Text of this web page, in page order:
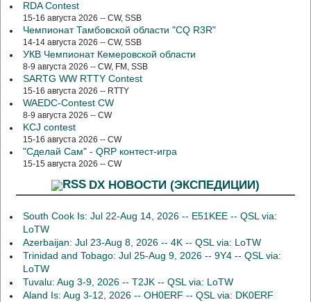
RDA Contest
15-16 августа 2026 -- CW, SSB
Чемпионат Тамбовской области "CQ R3R"
14-14 августа 2026 -- CW, SSB
УКВ Чемпионат Кемеровской области
8-9 августа 2026 -- CW, FM, SSB
SARTG WW RTTY Contest
15-16 августа 2026 -- RTTY
WAEDC-Contest CW
8-9 августа 2026 -- CW
KCJ contest
15-16 августа 2026 -- CW
"Сделай Сам" - QRP контест-игра
15-15 августа 2026 -- CW
DX НОВОСТИ (ЭКСПЕДИЦИИ)
South Cook Is: Jul 22-Aug 14, 2026 -- E51KEE -- QSL via:
LoTW
Azerbaijan: Jul 23-Aug 8, 2026 -- 4K -- QSL via: LoTW
Trinidad and Tobago: Jul 25-Aug 9, 2026 -- 9Y4 -- QSL via:
LoTW
Tuvalu: Aug 3-9, 2026 -- T2JK -- QSL via: LoTW
Aland Is: Aug 3-12, 2026 -- OH0ERF -- QSL via: DK0ERF